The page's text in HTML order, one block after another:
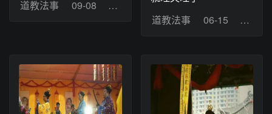
道教法事
09-08 浏览：12
道教法事
06-15 浏览